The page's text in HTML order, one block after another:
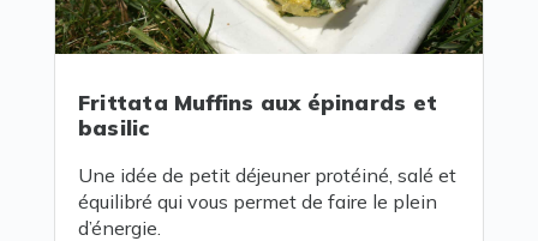
Frittata Muffins aux épinards et
basilic
Une idée de petit déjeuner protéiné, salé et
équilibré qui vous permet de faire le plein
d’énergie.